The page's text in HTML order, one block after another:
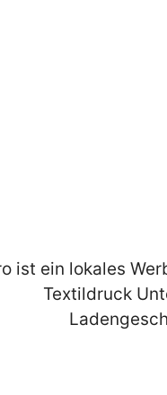
ist ein lokales
Textildruck